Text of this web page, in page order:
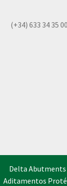
(+34) 633 34 35 00
Delta
Aditamentos